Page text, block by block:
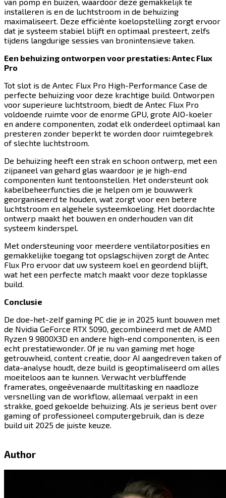
installeren is en de luchtstroom in de behuizing
maximaliseert. Deze efficiënte koelopstelling zorgt ervoor
dat je systeem stabiel blijft en optimaal presteert, zelfs
tijdens langdurige sessies van bronintensieve taken.​​​​‌ ‍ ​‍​‍‌‍ ‌ ​‍‌‍‍‌‌‍‌ ‌‍‍‌‌‍ ‍​‍​‍​ ‍‍​‍​‍‌ ​ ‌‍​‌‌‍ ‍‌‍‍‌‌ ‌​‌ ‍‌​‍ ‍‌‍‍‌‌‍ ​‍​‍​‍ ​​‍​‍‌‍‍​‌ ​‍‌‍‌‌‌‍‌‍​‍​‍​ ‍‍​‍​‍​‍ ‌‍​‌‌‍‌​‌‍ ‌‌‍‍‌‌‍ ‍​‍ ‌‍‍‌‌‍ ‍‌ ‌​‌‍‌‌‌‍ ‍‌ ‌​​‍ ‌‍‌‌‌‍‌​‌‍‍‌‌ ‌​​‍ ‌‍ ‌‌‍ ‌‍‌​‌‍‌‌​ ‌‌ ​​‌ ​‍‌‍‌‌‌ ​ ‌‍‌‌‌‍ ‍‌ ‌​‌‍​‌‌ ‌​‌‍‍‌‌‍ ‌‍ ‍​ ‍ ‌‍‍‌‌‍‌​​ ‌​ ‍​​ ‌​​ ‍​‌‍​ ​ ​ ​ ‌‌‌‍​‌‌‍‌‌​‍ ‌​ ‍​​ ​ ​ ‍‌‌‍​‌​‍ ‌​ ‌​​ ‍‌‌‍​‌​ ‌‌​‍ ‌​ ‍‌‌‍‌‍​ ​ ‌‍‌‍​‍ ‌​ ‍​‌‍​‍​ ‌​‌‍​‌‌‍‌‍​ ​​​ ‌ ​ ‍‌​ ‌‌​ ​​​ ‍‌​ ‌ ​ ‍ ‌ ‌​‌ ‍‌‌ ​​‌‍‌‌​ ‌‌‍​‍‌ ‌‌‌‍‍‌‌‍ ​‌‍‌​​ ‍ ‌ ​​‌‍​‌‌ ‌​‌‍‍​​ ‌‌‍‍‌​ ​‌​ ‍​‌‍ ‍‌‌ ‌‍ ​‌‍ ‌‍ ‍‌‍‌ ‌‌ ‌‍‌​‌‍‌‌‌ ​ ‌‍​ ​‍‌‌​ ‌‌‌​​‍‌‌ ‌‍‍ ‌‍‌‌‌ ‍‌​‍‌‌​ ​ ‌​‌​​‍‌‌​ ​ ‌​‌​​‍‌‌​ ​‍​ ​‍‌‍ ‍‌‍ ​​‍‌‌​ ​‍​ ​‍​‍‌‌​ ‌‌‌​‌​​‍ ‍‌ ‌‍‌‍​‌‌‍ ​‌ ‌‌‌‍‌‌​‍‌‌​ ‌‌‌​​‍‌‌ ‌‍‍ ‌‍‌‌‌ ‍‌​‍‌‌​ ​ ‌​‌​​‍‌‌​ ​ ‌​‌​​‍‌‌​ ​‍​ ​‍​ ​‌‌‍‌‍​ ​ ‌‍‌‍‌‍‌‍‌‍‌​​ ‌ ‌‍‌‍‌‍​‍‌‍‌​‌‍‌‍​ ‌‌​‍‌‌​ ​‍​ ​‍​‍‌‌​ ‌‌‌​‌​​‍ ‍‌‍​ ‌‍‍​‌‍‍‌‌‍ ​‌‍‌​‌ ​‍‌‍‌‌‌‍ ‍​‍‌‌​ ‌‌‌​​‍‌‌ ‌‍‍ ‌‍‌‌‌ ‍‌​‍‌‌​ ​ ‌​‌​​‍‌‌​ ​ ‌​‌​​‍‌‌​ ​‍​ ​‍​ ‌‍‌‍‌‌‌‍​ ‌‍‌​​ ‌ ‌‍​‌​ ‍‌‌‍‌‌‌‍‌‌‌‍​‌​ ‍​‌‍​‌​‍‌‌​ ​‍​ ​‍​‍‌‌​ ‌‌‌​‌​​‍ ‍‌ ‌​‌‍‌‌‌ ‍​‌ ‌​​ ‌‍​‍‌‍​‌‌ ​ ‌‍‌‌‌‌‌‌‌ ​‍‌‍ ​​ ‌​‍‌‌​ ​‍‌​‌‍‌‍​‌‌‍‌​‌‍ ‌‌‍‍‌‌‍ ‍​‍‌‍‌‍‍‌‌‍‌​​ ‌​ ‍​​ ‌​​ ‍​‌‍​ ​ ​ ​ ‌‌‌‍​‌‌‍‌‌​‍ ‌​ ‍​​ ​ ​ ‍‌‌‍​‌​‍ ‌​ ‌​​ ‍‌‌‍​‌​ ‌‌​‍ ‌​ ‍‌‌‍‌‍​ ​ ‌‍‌‍​‍ ‌​ ‍​‌‍​‍​ ‌​‌‍​‌‌‍‌‍​ ​​​ ‌ ​ ‍‌​ ‌‌​ ​​​ ‍‌​ ‌ ​‍‌‍‌ ‌​‌ ‍‌‌ ​​‌‍‌‌​ ‌‌‍​‍‌ ‌‌‌‍‍‌‌‍ ​‌‍‌​​‍‌‍‌ ​​‌‍​‌‌ ‌​‌‍‍​​ ‌‌‍‍‌​ ​‌​ ‍​‌‍ ‍‌‌ ‌‍ ​‌‍ ‌‍ ‍‌‍‌ ‌‌ ‌‍‌​‌‍‌‌‌ ​ ‌‍​ ​‍‌‌​ ‌‌‌​​‍‌‌ ‌‍‍ ‌‍‌‌‌ ‍‌​‍‌‌​ ​ ‌​‌​​‍‌‌​ ​ ‌​‌​​‍‌‌​ ​‍​ ​‍‌‍ ‍‌‍ ​​‍‌‌​ ​‍​ ​‍​‍‌‌​ ‌‌‌​‌​​‍ ‍‌ ‌‍‌‍​‌‌‍ ​‌ ‌‌‌‍‌‌​‍‌‌​ ‌‌‌​​‍‌‌ ‌‍‍ ‌‍‌‌‌ ‍‌​‍‌‌​ ​ ‌​‌​​‍‌‌​ ​ ‌​‌​​‍‌‌​ ​‍​ ​‍​ ​‌‌‍‌‍​ ​ ‌‍‌‍‌‍‌‍‌‍‌​​ ‌ ‌‍‌‍‌‍​‍‌‍‌​‌‍‌‍​ ‌‌​‍‌‌​ ​‍​ ​‍​‍‌‌​ ‌‌‌​‌​​‍ ‍‌‍​ ‌‍‍​‌‍‍‌‌‍ ​‌‍‌​‌ ​‍‌‍‌‌‌‍ ‍​‍‌‌​ ‌‌‌​​‍‌‌ ‌‍‍ ‌‍‌‌‌ ‍‌​‍‌‌​ ​ ‌​‌​​‍‌‌​ ​ ‌​‌​​‍‌‌​ ​‍​ ​‍​ ‌‍‌‍‌‌‌‍​ ‌‍‌​​ ‌ ‌‍​‌​ ‍‌‌‍‌‌‌‍‌‌‌‍​‌​ ‍​‌‍​‌​‍‌‌​ ​‍​ ​‍​‍‌‌​ ‌‌‌​‌​​‍ ‍‌ ‌​‌‍‌‌‌ ‍​‌ ‌​​‍‌‍‌ ​​‌‍‌‌‌ ​‍‌ ​ ‌ ​​‌‍‌‌‌‍​ ‌ ‌​‌‍‍‌‌ ‌‍‌‍‌‌​ ‌‌ ​​‌ ‌‌‌‍​‍‌‍ ​‌‍‍‌‌ ​ ‌‍‍​‌‍‌‌‌‍‌​​‍​‍‌ ‌
Een behuizing ontworpen voor prestaties: Antec Flux
Pro​​​​‌ ‍ ​‍​‍‌‍ ‌ ​‍‌‍‍‌‌‍‌ ‌‍‍‌‌‍ ‍​‍​‍​ ‍‍​‍​‍‌ ​ ‌‍​‌‌‍ ‍‌‍‍‌‌ ‌​‌ ‍‌​‍ ‍‌‍‍‌‌‍ ​‍​‍​‍ ​​‍​‍‌‍‍​‌ ​‍‌‍‌‌‌‍‌‍​‍​‍​ ‍‍​‍​‍​‍ ‌‍​‌‌‍‌​‌‍ ‌‌‍‍‌‌‍ ‍​‍ ‌‍‍‌‌‍ ‍‌ ‌​‌‍‌‌‌‍ ‍‌ ‌​​‍ ‌‍‌‌‌‍‌​‌‍‍‌‌ ‌​​‍ ‌‍ ‌‌‍ ‌‍‌​‌‍‌‌​ ‌‌ ​​‌ ​‍‌‍‌‌‌ ​ ‌‍‌‌‌‍ ‍‌ ‌​‌‍​‌‌ ‌​‌‍‍‌‌‍ ‌‍ ‍​ ‍ ‌‍‍‌‌‍‌​​ ‌​ ‍​​ ‌​​ ‍​‌‍​ ​ ​ ​ ‌‌‌‍​‌‌‍‌‌​‍ ‌​ ‍​​ ​ ​ ‍‌‌‍​‌​‍ ‌​ ‌​​ ‍‌‌‍​‌​ ‌‌​‍ ‌​ ‍‌‌‍‌‍​ ​ ‌‍‌‍​‍ ‌​ ‍​‌‍​‍​ ‌​‌‍​‌‌‍‌‍​ ​​​ ‌ ​ ‍‌​ ‌‌​ ​​​ ‍‌​ ‌ ​ ‍ ‌ ‌​‌ ‍‌‌ ​​‌‍‌‌​ ‌‌‍​‍‌ ‌‌‌‍‍‌‌‍ ​‌‍‌​​ ‍ ‌ ​​‌‍​‌‌ ‌​‌‍‍​​ ‌‌‍‍‌​ ​‌​ ‍​‌‍ ‍‌‌ ‌‍ ​‌‍ ‌‍ ‍‌‍‌ ‌‌ ‌‍‌​‌‍‌‌‌ ​ ‌‍​ ​‍‌‌​ ‌‌‌​​‍‌‌ ‌‍‍ ‌‍‌‌‌ ‍‌​‍‌‌​ ​ ‌​‌​​‍‌‌​ ​ ‌​‌​​‍‌‌​ ​‍​ ​‍‌‍ ‍‌‍ ​​‍‌‌​ ​‍​ ​‍​‍‌‌​ ‌‌‌​‌​​‍ ‍‌ ‌‍‌‍​‌‌‍ ​‌ ‌‌‌‍‌‌​‍‌‌​ ‌‌‌​​‍‌‌ ‌‍‍ ‌‍‌‌‌ ‍‌​‍‌‌​ ​ ‌​‌​​‍‌‌​ ​ ‌​‌​​‍‌‌​ ​‍​ ​‍‌‍‌‍​ ‍​​ ‌ ‌‍‌‌​ ​ ​ ‌ ‌‍‌‌​ ‌‌‌‍‌‌​ ​‍‌‍​ ‌‍​‌​‍‌‌​ ​‍​ ​‍​‍‌‌​ ‌‌‌​‌​​‍ ‍‌‍​ ‌‍‍​‌‍‍‌‌‍ ​‌‍‌​‌ ​‍‌‍‌‌‌‍ ‍​‍‌‌​ ‌‌‌​​‍‌‌ ‌‍‍ ‌‍‌‌‌ ‍‌​‍‌‌​ ​ ‌​‌​​‍‌‌​ ​ ‌​‌​​‍‌‌​ ​‍​ ​‍​ ​‌​ ​‌​ ‌‍‌‍​‌‌‍‌‍‌‍​‌‌‍‌​‌‍‌‍​ ​‍‌‍​‌​ ‌‍‌‍‌​​‍‌‌​ ​‍​ ​‍​‍‌‌​ ‌‌‌​‌​​‍ ‍‌ ‌​‌‍‌‌‌ ‍​‌ ‌​​ ‌‍​‍‌‍​‌‌ ​ ‌‍‌‌‌‌‌‌‌ ​‍‌‍ ​​ ‌​‍‌‌​ ​‍‌​‌‍‌‍​‌‌‍‌​‌‍ ‌‌‍‍‌‌‍ ‍​‍‌‍‌‍‍‌‌‍‌​​ ‌​ ‍​​ ‌​​ ‍​‌‍​ ​ ​ ​ ‌‌‌‍​‌‌‍‌‌​‍ ‌​ ‍​​ ​ ​ ‍‌‌‍​‌​‍ ‌​ ‌​​ ‍‌‌‍​‌​ ‌‌​‍ ‌​ ‍‌‌‍‌‍​ ​ ‌‍‌‍​‍ ‌​ ‍​‌‍​‍​ ‌​‌‍​‌‌‍‌‍​ ​​​ ‌ ​ ‍‌​ ‌‌​ ​​​ ‍‌​ ‌ ​‍‌‍‌ ‌​‌ ‍‌‌ ​​‌‍‌‌​ ‌‌‍​‍‌ ‌‌‌‍‍‌‌‍ ​‌‍‌​​‍‌‍‌ ​​‌‍​‌‌ ‌​‌‍‍​​ ‌‌‍‍‌​ ​‌​ ‍​‌‍ ‍‌‌ ‌‍ ​‌‍ ‌‍ ‍‌‍‌ ‌‌ ‌‍‌​‌‍‌‌‌ ​ ‌‍​ ​‍‌‌​ ‌‌‌​​‍‌‌ ‌‍‍ ‌‍‌‌‌ ‍‌​‍‌‌​ ​ ‌​‌​​‍‌‌​ ​ ‌​‌​​‍‌‌​ ​‍​ ​‍‌‍ ‍‌‍ ​​‍‌‌​ ​‍​ ​‍​‍‌‌​ ‌‌‌​‌​​‍ ‍‌ ‌‍‌‍​‌‌‍ ​‌ ‌‌‌‍‌‌​‍‌‌​ ‌‌‌​​‍‌‌ ‌‍‍ ‌‍‌‌‌ ‍‌​‍‌‌​ ​ ‌​‌​​‍‌‌​ ​ ‌​‌​​‍‌‌​ ​‍​ ​‍‌‍‌‍​ ‍​​ ‌ ‌‍‌‌​ ​ ​ ‌ ‌‍‌‌​ ‌‌‌‍‌‌​ ​‍‌‍​ ‌‍​‌​‍‌‌​ ​‍​ ​‍​‍‌‌​ ‌‌‌​‌​​‍ ‍‌‍​ ‌‍‍​‌‍‍‌‌‍ ​‌‍‌​‌ ​‍‌‍‌‌‌‍ ‍​‍‌‌​ ‌‌‌​​‍‌‌ ‌‍‍ ‌‍‌‌‌ ‍‌​‍‌‌​ ​ ‌​‌​​‍‌‌​ ​ ‌​‌​​‍‌‌​ ​‍​ ​‍​ ​‌​ ​‌​ ‌‍‌‍​‌‌‍‌‍‌‍​‌‌‍‌​‌‍‌‍​ ​‍‌‍​‌​ ‌‍‌‍‌​​‍‌‌​ ​‍​ ​‍​‍‌‌​ ‌‌‌​‌​​‍ ‍‌ ‌​‌‍‌‌‌ ‍​‌ ‌​​‍‌‍‌ ​​‌‍‌‌‌ ​‍‌ ​ ‌ ​​‌‍‌‌‌‍​ ‌ ‌​‌‍‍‌‌ ‌‍‌‍‌‌​ ‌‌ ​​‌ ‌‌‌‍​‍‌‍ ​‌‍‍‌‌ ​ ‌‍‍​‌‍‌‌‌‍‌​​‍​‍‌ ‌
Tot slot is de Antec Flux Pro High-Performance Case de
perfecte behuizing voor deze krachtige build. Ontworpen
voor superieure luchtstroom, biedt de Antec Flux Pro
voldoende ruimte voor de enorme GPU, grote AIO-koeler
en andere componenten, zodat elk onderdeel optimaal kan
presteren zonder beperkt te worden door ruimtegebrek
of slechte luchtstroom.​​​​‌ ‍ ​‍​‍‌‍ ‌ ​‍‌‍‍‌‌‍‌ ‌‍‍‌‌‍ ‍​‍​‍​ ‍‍​‍​‍‌ ​ ‌‍​‌‌‍ ‍‌‍‍‌‌ ‌​‌ ‍‌​‍ ‍‌‍‍‌‌‍ ​‍​‍​‍ ​​‍​‍‌‍‍​‌ ​‍‌‍‌‌‌‍‌‍​‍​‍​ ‍‍​‍​‍​‍ ‌‍​‌‌‍‌​‌‍ ‌‌‍‍‌‌‍ ‍​‍ ‌‍‍‌‌‍ ‍‌ ‌​‌‍‌‌‌‍ ‍‌ ‌​​‍ ‌‍‌‌‌‍‌​‌‍‍‌‌ ‌​​‍ ‌‍ ‌‌‍ ‌‍‌​‌‍‌‌​ ‌‌ ​​‌ ​‍‌‍‌‌‌ ​ ‌‍‌‌‌‍ ‍‌ ‌​‌‍​‌‌ ‌​‌‍‍‌‌‍ ‌‍ ‍​ ‍ ‌‍‍‌‌‍‌​​ ‌​ ‍​​ ‌​​ ‍​‌‍​ ​ ​ ​ ‌‌‌‍​‌‌‍‌‌​‍ ‌​ ‍​​ ​ ​ ‍‌‌‍​‌​‍ ‌​ ‌​​ ‍‌‌‍​‌​ ‌‌​‍ ‌​ ‍‌‌‍‌‍​ ​ ‌‍‌‍​‍ ‌​ ‍​‌‍​‍​ ‌​‌‍​‌‌‍‌‍​ ​​​ ‌ ​ ‍‌​ ‌‌​ ​​​ ‍‌​ ‌ ​ ‍ ‌ ‌​‌ ‍‌‌ ​​‌‍‌‌​ ‌‌‍​‍‌ ‌‌‌‍‍‌‌‍ ​‌‍‌​​ ‍ ‌ ​​‌‍​‌‌ ‌​‌‍‍​​ ‌‌‍‍‌​ ​‌​ ‍​‌‍ ‍‌‌ ‌‍ ​‌‍ ‌‍ ‍‌‍‌ ‌‌ ‌‍‌​‌‍‌‌‌ ​ ‌‍​ ​‍‌‌​ ‌‌‌​​‍‌‌ ‌‍‍ ‌‍‌‌‌ ‍‌​‍‌‌​ ​ ‌​‌​​‍‌‌​ ​ ‌​‌​​‍‌‌​ ​‍​ ​‍‌‍ ‍‌‍ ​​‍‌‌​ ​‍​ ​‍​‍‌‌​ ‌‌‌​‌​​‍ ‍‌ ‌‍‌‍​‌‌‍ ​‌ ‌‌‌‍‌‌​‍‌‌​ ‌‌‌​​‍‌‌ ‌‍‍ ‌‍‌‌‌ ‍‌​‍‌‌​ ​ ‌​‌​​‍‌‌​ ​ ‌​‌​​‍‌‌​ ​‍​ ​‍‌‍‌‍‌‍‌‌​ ​ ​ ​‌​ ​‌‌‍​‌‌‍‌‌‌‍‌‌​ ‌ ​ ​‌​ ‍‌​ ​‌​‍‌‌​ ​‍​ ​‍​‍‌‌​ ‌‌‌​‌​​‍ ‍‌‍​ ‌‍‍​‌‍‍‌‌‍ ​‌‍‌​‌ ​‍‌‍‌‌‌‍ ‍​‍‌‌​ ‌‌‌​​‍‌‌ ‌‍‍ ‌‍‌‌‌ ‍‌​‍‌‌​ ​ ‌​‌​​‍‌‌​ ​ ‌​‌​​‍‌‌​ ​‍​ ​‍‌‍‌​‌‍​‍‌‍​ ‌‍​‍​ ‌​​ ‌ ​ ‍‌​ ‍​‌‍​‌​ ​‍​ ​​‌‍​ ​‍‌‌​ ​‍​ ​‍​‍‌‌​ ‌‌‌​‌​​‍ ‍‌ ‌​‌‍‌‌‌ ‍​‌ ‌​​ ‌‍​‍‌‍​‌‌ ​ ‌‍‌‌‌‌‌‌‌ ​‍‌‍ ​​ ‌​‍‌‌​ ​‍‌​‌‍‌‍​‌‌‍‌​‌‍ ‌‌‍‍‌‌‍ ‍​‍‌‍‌‍‍‌‌‍‌​​ ‌​ ‍​​ ‌​​ ‍​‌‍​ ​ ​ ​ ‌‌‌‍​‌‌‍‌‌​‍ ‌​ ‍​​ ​ ​ ‍‌‌‍​‌​‍ ‌​ ‌​​ ‍‌‌‍​‌​ ‌‌​‍ ‌​ ‍‌‌‍‌‍​ ​ ‌‍‌‍​‍ ‌​ ‍​‌‍​‍​ ‌​‌‍​‌‌‍‌‍​ ​​​ ‌ ​ ‍‌​ ‌‌​ ​​​ ‍‌​ ‌ ​‍‌‍‌ ‌​‌ ‍‌‌ ​​‌‍‌‌​ ‌‌‍​‍‌ ‌‌‌‍‍‌‌‍ ​‌‍‌​​‍‌‍‌ ​​‌‍​‌‌ ‌​‌‍‍​​ ‌‌‍‍‌​ ​‌​ ‍​‌‍ ‍‌‌ ‌‍ ​‌‍ ‌‍ ‍‌‍‌ ‌‌ ‌‍‌​‌‍‌‌‌ ​ ‌‍​ ​‍‌‌​ ‌‌‌​​‍‌‌ ‌‍‍ ‌‍‌‌‌ ‍‌​‍‌‌​ ​ ‌​‌​​‍‌‌​ ​ ‌​‌​​‍‌‌​ ​‍​ ​‍‌‍ ‍‌‍ ​​‍‌‌​ ​‍​ ​‍​‍‌‌​ ‌‌‌​‌​​‍ ‍‌ ‌‍‌‍​‌‌‍ ​‌ ‌‌‌‍‌‌​‍‌‌​ ‌‌‌​​‍‌‌ ‌‍‍ ‌‍‌‌‌ ‍‌​‍‌‌​ ​ ‌​‌​​‍‌‌​ ​ ‌​‌​​‍‌‌​ ​‍​ ​‍‌‍‌‍‌‍‌‌​ ​ ​ ​‌​ ​‌‌‍​‌‌‍‌‌‌‍‌‌​ ‌ ​ ​‌​ ‍‌​ ​‌​‍‌‌​ ​‍​ ​‍​‍‌‌​ ‌‌‌​‌​​‍ ‍‌‍​ ‌‍‍​‌‍‍‌‌‍ ​‌‍‌​‌ ​‍‌‍‌‌‌‍ ‍​‍‌‌​ ‌‌‌​​‍‌‌ ‌‍‍ ‌‍‌‌‌ ‍‌​‍‌‌​ ​ ‌​‌​​‍‌‌​ ​ ‌​‌​​‍‌‌​ ​‍​ ​‍‌‍‌​‌‍​‍‌‍​ ‌‍​‍​ ‌​​ ‌ ​ ‍‌​ ‍​‌‍​‌​ ​‍​ ​​‌‍​ ​‍‌‌​ ​‍​ ​‍​‍‌‌​ ‌‌‌​‌​​‍ ‍‌ ‌​‌‍‌‌‌ ‍​‌ ‌​​‍‌‍‌ ​​‌‍‌‌‌ ​‍‌ ​ ‌ ​​‌‍‌‌‌‍​ ‌ ‌​‌‍‍‌‌ ‌‍‌‍‌‌​ ‌‌ ​​‌ ‌‌‌‍​‍‌‍ ​‌‍‍‌‌ ​ ‌‍‍​‌‍‌‌‌‍‌​​‍​‍‌ ‌
De behuizing heeft een strak en schoon ontwerp, met een
zijpaneel van gehard glas waardoor je je high-end
componenten kunt tentoonstellen. Het ondersteunt ook
kabelbeheerfuncties die je helpen om je bouwwerk
georganiseerd te houden, wat zorgt voor een betere
luchtstroom en algehele systeemkoeling. Het doordachte
ontwerp maakt het bouwen en onderhouden van dit
systeem kinderspel.​​​​‌ ‍ ​‍​‍‌‍ ‌ ​‍‌‍‍‌‌‍‌ ‌‍‍‌‌‍ ‍​‍​‍​ ‍‍​‍​‍‌ ​ ‌‍​‌‌‍ ‍‌‍‍‌‌ ‌​‌ ‍‌​‍ ‍‌‍‍‌‌‍ ​‍​‍​‍ ​​‍​‍‌‍‍​‌ ​‍‌‍‌‌‌‍‌‍​‍​‍​ ‍‍​‍​‍​‍ ‌‍​‌‌‍‌​‌‍ ‌‌‍‍‌‌‍ ‍​‍ ‌‍‍‌‌‍ ‍‌ ‌​‌‍‌‌‌‍ ‍‌ ‌​​‍ ‌‍‌‌‌‍‌​‌‍‍‌‌ ‌​​‍ ‌‍ ‌‌‍ ‌‍‌​‌‍‌‌​ ‌‌ ​​‌ ​‍‌‍‌‌‌ ​ ‌‍‌‌‌‍ ‍‌ ‌​‌‍​‌‌ ‌​‌‍‍‌‌‍ ‌‍ ‍​ ‍ ‌‍‍‌‌‍‌​​ ‌​ ‍​​ ‌​​ ‍​‌‍​ ​ ​ ​ ‌‌‌‍​‌‌‍‌‌​‍ ‌​ ‍​​ ​ ​ ‍‌‌‍​‌​‍ ‌​ ‌​​ ‍‌‌‍​‌​ ‌‌​‍ ‌​ ‍‌‌‍‌‍​ ​ ‌‍‌‍​‍ ‌​ ‍​‌‍​‍​ ‌​‌‍​‌‌‍‌‍​ ​​​ ‌ ​ ‍‌​ ‌‌​ ​​​ ‍‌​ ‌ ​ ‍ ‌ ‌​‌ ‍‌‌ ​​‌‍‌‌​ ‌‌‍​‍‌ ‌‌‌‍‍‌‌‍ ​‌‍‌​​ ‍ ‌ ​​‌‍​‌‌ ‌​‌‍‍​​ ‌‌‍‍‌​ ​‌​ ‍​‌‍ ‍‌‌ ‌‍ ​‌‍ ‌‍ ‍‌‍‌ ‌‌ ‌‍‌​‌‍‌‌‌ ​ ‌‍​ ​‍‌‌​ ‌‌‌​​‍‌‌ ‌‍‍ ‌‍‌‌‌ ‍‌​‍‌‌​ ​ ‌​‌​​‍‌‌​ ​ ‌​‌​​‍‌‌​ ​‍​ ​‍‌‍ ‍‌‍ ​​‍‌‌​ ​‍​ ​‍​‍‌‌​ ‌‌‌​‌​​‍ ‍‌ ‌‍‌‍​‌‌‍ ​‌ ‌‌‌‍‌‌​‍‌‌​ ‌‌‌​​‍‌‌ ‌‍‍ ‌‍‌‌‌ ‍‌​‍‌‌​ ​ ‌​‌​​‍‌‌​ ​ ‌​‌​​‍‌‌​ ​‍​ ​‍‌‍​ ​ ​ ​ ‌‌​ ‌‍‌‍​‍​ ‌​​ ​​​ ​​​ ​​‌‍​‍​ ​‌​ ‌​​‍‌‌​ ​‍​ ​‍​‍‌‌​ ‌‌‌​‌​​‍ ‍‌‍​ ‌‍‍​‌‍‍‌‌‍ ​‌‍‌​‌ ​‍‌‍‌‌‌‍ ‍​‍‌‌​ ‌‌‌​​‍‌‌ ‌‍‍ ‌‍‌‌‌ ‍‌​‍‌‌​ ​ ‌​‌​​‍‌‌​ ​ ‌​‌​​‍‌‌​ ​‍​ ​‍​ ‌‍‌‍‌‍‌‍​ ​ ‍​‌‍‌​‌‍​‍‌‍​‌​ ‌‌‌‍​ ​ ‌‌​ ‍‌​ ​ ​‍‌‌​ ​‍​ ​‍​‍‌‌​ ‌‌‌​‌​​‍ ‍‌ ‌​‌‍‌‌‌ ‍​‌ ‌​​ ‌‍​‍‌‍​‌‌ ​ ‌‍‌‌‌‌‌‌‌ ​‍‌‍ ​​ ‌​‍‌‌​ ​‍‌​‌‍‌‍​‌‌‍‌​‌‍ ‌‌‍‍‌‌‍ ‍​‍‌‍‌‍‍‌‌‍‌​​ ‌​ ‍​​ ‌​​ ‍​‌‍​ ​ ​ ​ ‌‌‌‍​‌‌‍‌‌​‍ ‌​ ‍​​ ​ ​ ‍‌‌‍​‌​‍ ‌​ ‌​​ ‍‌‌‍​‌​ ‌‌​‍ ‌​ ‍‌‌‍‌‍​ ​ ‌‍‌‍​‍ ‌​ ‍​‌‍​‍​ ‌​‌‍​‌‌‍‌‍​ ​​​ ‌ ​ ‍‌​ ‌‌​ ​​​ ‍‌​ ‌ ​‍‌‍‌ ‌​‌ ‍‌‌ ​​‌‍‌‌​ ‌‌‍​‍‌ ‌‌‌‍‍‌‌‍ ​‌‍‌​​‍‌‍‌ ​​‌‍​‌‌ ‌​‌‍‍​​ ‌‌‍‍‌​ ​‌​ ‍​‌‍ ‍‌‌ ‌‍ ​‌‍ ‌‍ ‍‌‍‌ ‌‌ ‌‍‌​‌‍‌‌‌ ​ ‌‍​ ​‍‌‌​ ‌‌‌​​‍‌‌ ‌‍‍ ‌‍‌‌‌ ‍‌​‍‌‌​ ​ ‌​‌​​‍‌‌​ ​ ‌​‌​​‍‌‌​ ​‍​ ​‍‌‍ ‍‌‍ ​​‍‌‌​ ​‍​ ​‍​‍‌‌​ ‌‌‌​‌​​‍ ‍‌ ‌‍‌‍​‌‌‍ ​‌ ‌‌‌‍‌‌​‍‌‌​ ‌‌‌​​‍‌‌ ‌‍‍ ‌‍‌‌‌ ‍‌​‍‌‌​ ​ ‌​‌​​‍‌‌​ ​ ‌​‌​​‍‌‌​ ​‍​ ​‍‌‍​ ​ ​ ​ ‌‌​ ‌‍‌‍​‍​ ‌​​ ​​​ ​​​ ​​‌‍​‍​ ​‌​ ‌​​‍‌‌​ ​‍​ ​‍​‍‌‌​ ‌‌‌​‌​​‍ ‍‌‍​ ‌‍‍​‌‍‍‌‌‍ ​‌‍‌​‌ ​‍‌‍‌‌‌‍ ‍​‍‌‌​ ‌‌‌​​‍‌‌ ‌‍‍ ‌‍‌‌‌ ‍‌​‍‌‌​ ​ ‌​‌​​‍‌‌​ ​ ‌​‌​​‍‌‌​ ​‍​ ​‍​ ‌‍‌‍‌‍‌‍​ ​ ‍​‌‍‌​‌‍​‍‌‍​‌​ ‌‌‌‍​ ​ ‌‌​ ‍‌​ ​ ​‍‌‌​ ​‍​ ​‍​‍‌‌​ ‌‌‌​‌​​‍ ‍‌ ‌​‌‍‌‌‌ ‍​‌ ‌​​‍‌‍‌ ​​‌‍‌‌‌ ​‍‌ ​ ‌ ​​‌‍‌‌‌‍​ ‌ ‌​‌‍‍‌‌ ‌‍‌‍‌‌​ ‌‌ ​​‌ ‌‌‌‍​‍‌‍ ​‌‍‍‌‌ ​ ‌‍‍​‌‍‌‌‌‍‌​​‍​‍‌ ‌
Met ondersteuning voor meerdere ventilatorposities en
gemakkelijke toegang tot opslagschijven zorgt de Antec
Flux Pro ervoor dat uw systeem koel en geordend blijft,
wat het een perfecte match maakt voor deze topklasse
build.​​​​‌ ‍ ​‍​‍‌‍ ‌ ​‍‌‍‍‌‌‍‌ ‌‍‍‌‌‍ ‍​‍​‍​ ‍‍​‍​‍‌ ​ ‌‍​‌‌‍ ‍‌‍‍‌‌ ‌​‌ ‍‌​‍ ‍‌‍‍‌‌‍ ​‍​‍​‍ ​​‍​‍‌‍‍​‌ ​‍‌‍‌‌‌‍‌‍​‍​‍​ ‍‍​‍​‍​‍ ‌‍​‌‌‍‌​‌‍ ‌‌‍‍‌‌‍ ‍​‍ ‌‍‍‌‌‍ ‍‌ ‌​‌‍‌‌‌‍ ‍‌ ‌​​‍ ‌‍‌‌‌‍‌​‌‍‍‌‌ ‌​​‍ ‌‍ ‌‌‍ ‌‍‌​‌‍‌‌​ ‌‌ ​​‌ ​‍‌‍‌‌‌ ​ ‌‍‌‌‌‍ ‍‌ ‌​‌‍​‌‌ ‌​‌‍‍‌‌‍ ‌‍ ‍​ ‍ ‌‍‍‌‌‍‌​​ ‌​ ‍​​ ‌​​ ‍​‌‍​ ​ ​ ​ ‌‌‌‍​‌‌‍‌‌​‍ ‌​ ‍​​ ​ ​ ‍‌‌‍​‌​‍ ‌​ ‌​​ ‍‌‌‍​‌​ ‌‌​‍ ‌​ ‍‌‌‍‌‍​ ​ ‌‍‌‍​‍ ‌​ ‍​‌‍​‍​ ‌​‌‍​‌‌‍‌‍​ ​​​ ‌ ​ ‍‌​ ‌‌​ ​​​ ‍‌​ ‌ ​ ‍ ‌ ‌​‌ ‍‌‌ ​​‌‍‌‌​ ‌‌‍​‍‌ ‌‌‌‍‍‌‌‍ ​‌‍‌​​ ‍ ‌ ​​‌‍​‌‌ ‌​‌‍‍​​ ‌‌‍‍‌​ ​‌​ ‍​‌‍ ‍‌‌ ‌‍ ​‌‍ ‌‍ ‍‌‍‌ ‌‌ ‌‍‌​‌‍‌‌‌ ​ ‌‍​ ​‍‌‌​ ‌‌‌​​‍‌‌ ‌‍‍ ‌‍‌‌‌ ‍‌​‍‌‌​ ​ ‌​‌​​‍‌‌​ ​ ‌​‌​​‍‌‌​ ​‍​ ​‍‌‍ ‍‌‍ ​​‍‌‌​ ​‍​ ​‍​‍‌‌​ ‌‌‌​‌​​‍ ‍‌ ‌‍‌‍​‌‌‍ ​‌ ‌‌‌‍‌‌​‍‌‌​ ‌‌‌​​‍‌‌ ‌‍‍ ‌‍‌‌‌ ‍‌​‍‌‌​ ​ ‌​‌​​‍‌‌​ ​ ‌​‌​​‍‌‌​ ​‍​ ​‍​ ‌ ‌‍‌​‌‍​ ​ ‌ ‌‍‌​‌‍‌‌‌‍​‌​ ​ ​ ​‍​ ​​‌‍​ ​ ​ ​‍‌‌​ ​‍​ ​‍​‍‌‌​ ‌‌‌​‌​​‍ ‍‌‍​ ‌‍‍​‌‍‍‌‌‍ ​‌‍‌​‌ ​‍‌‍‌‌‌‍ ‍​‍‌‌​ ‌‌‌​​‍‌‌ ‌‍‍ ‌‍‌‌‌ ‍‌​‍‌‌​ ​ ‌​‌​​‍‌‌​ ​ ‌​‌​​‍‌‌​ ​‍​ ​‍‌‍‌‍​ ​‌​ ​‌​ ‍‌​ ​​​ ​​​ ‌ ‌‍​‌‌‍‌‍​ ‍‌​ ​ ​ ‌‌​‍‌‌​ ​‍​ ​‍​‍‌‌​ ‌‌‌​‌​​‍ ‍‌ ‌​‌‍‌‌‌ ‍​‌ ‌​​ ‌‍​‍‌‍​‌‌ ​ ‌‍‌‌‌‌‌‌‌ ​‍‌‍ ​​ ‌​‍‌‌​ ​‍‌​‌‍‌‍​‌‌‍‌​‌‍ ‌‌‍‍‌‌‍ ‍​‍‌‍‌‍‍‌‌‍‌​​ ‌​ ‍​​ ‌​​ ‍​‌‍​ ​ ​ ​ ‌‌‌‍​‌‌‍‌‌​‍ ‌​ ‍​​ ​ ​ ‍‌‌‍​‌​‍ ‌​ ‌​​ ‍‌‌‍​‌​ ‌‌​‍ ‌​ ‍‌‌‍‌‍​ ​ ‌‍‌‍​‍ ‌​ ‍​‌‍​‍​ ‌​‌‍​‌‌‍‌‍​ ​​​ ‌ ​ ‍‌​ ‌‌​ ​​​ ‍‌​ ‌ ​‍‌‍‌ ‌​‌ ‍‌‌ ​​‌‍‌‌​ ‌‌‍​‍‌ ‌‌‌‍‍‌‌‍ ​‌‍‌​​‍‌‍‌ ​​‌‍​‌‌ ‌​‌‍‍​​ ‌‌‍‍‌​ ​‌​ ‍​‌‍ ‍‌‌ ‌‍ ​‌‍ ‌‍ ‍‌‍‌ ‌‌ ‌‍‌​‌‍‌‌‌ ​ ‌‍​ ​‍‌‌​ ‌‌‌​​‍‌‌ ‌‍‍ ‌‍‌‌‌ ‍‌​‍‌‌​ ​ ‌​‌​​‍‌‌​ ​ ‌​‌​​‍‌‌​ ​‍​ ​‍‌‍ ‍‌‍ ​​‍‌‌​ ​‍​ ​‍​‍‌‌​ ‌‌‌​‌​​‍ ‍‌ ‌‍‌‍​‌‌‍ ​‌ ‌‌‌‍‌‌​‍‌‌​ ‌‌‌​​‍‌‌ ‌‍‍ ‌‍‌‌‌ ‍‌​‍‌‌​ ​ ‌​‌​​‍‌‌​ ​ ‌​‌​​‍‌‌​ ​‍​ ​‍​ ‌ ‌‍‌​‌‍​ ​ ‌ ‌‍‌​‌‍‌‌‌‍​‌​ ​ ​ ​‍​ ​​‌‍​ ​ ​ ​‍‌‌​ ​‍​ ​‍​‍‌‌​ ‌‌‌​‌​​‍ ‍‌‍​ ‌‍‍​‌‍‍‌‌‍ ​‌‍‌​‌ ​‍‌‍‌‌‌‍ ‍​‍‌‌​ ‌‌‌​​‍‌‌ ‌‍‍ ‌‍‌‌‌ ‍‌​‍‌‌​ ​ ‌​‌​​‍‌‌​ ​ ‌​‌​​‍‌‌​ ​‍​ ​‍‌‍‌‍​ ​‌​ ​‌​ ‍‌​ ​​​ ​​​ ‌ ‌‍​‌‌‍‌‍​ ‍‌​ ​ ​ ‌‌​‍‌‌​ ​‍​ ​‍​‍‌‌​ ‌‌‌​‌​​‍ ‍‌ ‌​‌‍‌‌‌ ‍​‌ ‌​​‍‌‍‌ ​​‌‍‌‌‌ ​‍‌ ​ ‌ ​​‌‍‌‌‌‍​ ‌ ‌​‌‍‍‌‌ ‌‍‌‍‌‌​ ‌‌ ​​‌ ‌‌‌‍​‍‌‍ ​‌‍‍‌‌ ​ ‌‍‍​‌‍‌‌‌‍‌​​‍​‍‌ ‌
Conclusie​​​​‌ ‍ ​‍​‍‌‍ ‌ ​‍‌‍‍‌‌‍‌ ‌‍‍‌‌‍ ‍​‍​‍​ ‍‍​‍​‍‌ ​ ‌‍​‌‌‍ ‍‌‍‍‌‌ ‌​‌ ‍‌​‍ ‍‌‍‍‌‌‍ ​‍​‍​‍ ​​‍​‍‌‍‍​‌ ​‍‌‍‌‌‌‍‌‍​‍​‍​ ‍‍​‍​‍​‍ ‌‍​‌‌‍‌​‌‍ ‌‌‍‍‌‌‍ ‍​‍ ‌‍‍‌‌‍ ‍‌ ‌​‌‍‌‌‌‍ ‍‌ ‌​​‍ ‌‍‌‌‌‍‌​‌‍‍‌‌ ‌​​‍ ‌‍ ‌‌‍ ‌‍‌​‌‍‌‌​ ‌‌ ​​‌ ​‍‌‍‌‌‌ ​ ‌‍‌‌‌‍ ‍‌ ‌​‌‍​‌‌ ‌​‌‍‍‌‌‍ ‌‍ ‍​ ‍ ‌‍‍‌‌‍‌​​ ‌​ ‍​​ ‌​​ ‍​‌‍​ ​ ​ ​ ‌‌‌‍​‌‌‍‌‌​‍ ‌​ ‍​​ ​ ​ ‍‌‌‍​‌​‍ ‌​ ‌​​ ‍‌‌‍​‌​ ‌‌​‍ ‌​ ‍‌‌‍‌‍​ ​ ‌‍‌‍​‍ ‌​ ‍​‌‍​‍​ ‌​‌‍​‌‌‍‌‍​ ​​​ ‌ ​ ‍‌​ ‌‌​ ​​​ ‍‌​ ‌ ​ ‍ ‌ ‌​‌ ‍‌‌ ​​‌‍‌‌​ ‌‌‍​‍‌ ‌‌‌‍‍‌‌‍ ​‌‍‌​​ ‍ ‌ ​​‌‍​‌‌ ‌​‌‍‍​​ ‌‌‍‍‌​ ​‌​ ‍​‌‍ ‍‌‌ ‌‍ ​‌‍ ‌‍ ‍‌‍‌ ‌‌ ‌‍‌​‌‍‌‌‌ ​ ‌‍​ ​‍‌‌​ ‌‌‌​​‍‌‌ ‌‍‍ ‌‍‌‌‌ ‍‌​‍‌‌​ ​ ‌​‌​​‍‌‌​ ​ ‌​‌​​‍‌‌​ ​‍​ ​‍‌‍ ‍‌‍ ​​‍‌‌​ ​‍​ ​‍​‍‌‌​ ‌‌‌​‌​​‍ ‍‌ ‌‍‌‍​‌‌‍ ​‌ ‌‌‌‍‌‌​‍‌‌​ ‌‌‌​​‍‌‌ ‌‍‍ ‌‍‌‌‌ ‍‌​‍‌‌​ ​ ‌​‌​​‍‌‌​ ​ ‌​‌​​‍‌‌​ ​‍​ ​‍​ ‌‍‌‍​ ‌‍​‍‌‍‌​​ ​​‌‍​ ‌‍​‌​ ‌ ​ ‌‌‌‍‌​‌‍​‍​ ‌‍​‍‌‌​ ​‍​ ​‍​‍‌‌​ ‌‌‌​‌​​‍ ‍‌‍​ ‌‍‍​‌‍‍‌‌‍ ​‌‍‌​‌ ​‍‌‍‌‌‌‍ ‍​‍‌‌​ ‌‌‌​​‍‌‌ ‌‍‍ ‌‍‌‌‌ ‍‌​‍‌‌​ ​ ‌​‌​​‍‌‌​ ​ ‌​‌​​‍‌‌​ ​‍​ ​‍‌‍​‌​ ​​‌‍​‍‌‍‌‌‌‍​‍​ ​​​ ‌ ‌‍‌‍‌‍​ ​ ​ ​ ‌ ‌‍‌‌​‍‌‌​ ​‍​ ​‍​‍‌‌​ ‌‌‌​‌​​‍ ‍‌ ‌​‌‍‌‌‌ ‍​‌ ‌​​ ‌‍​‍‌‍​‌‌ ​ ‌‍‌‌‌‌‌‌‌ ​‍‌‍ ​​ ‌​‍‌‌​ ​‍‌​‌‍‌‍​‌‌‍‌​‌‍ ‌‌‍‍‌‌‍ ‍​‍‌‍‌‍‍‌‌‍‌​​ ‌​ ‍​​ ‌​​ ‍​‌‍​ ​ ​ ​ ‌‌‌‍​‌‌‍‌‌​‍ ‌​ ‍​​ ​ ​ ‍‌‌‍​‌​‍ ‌​ ‌​​ ‍‌‌‍​‌​ ‌‌​‍ ‌​ ‍‌‌‍‌‍​ ​ ‌‍‌‍​‍ ‌​ ‍​‌‍​‍​ ‌​‌‍​‌‌‍‌‍​ ​​​ ‌ ​ ‍‌​ ‌‌​ ​​​ ‍‌​ ‌ ​‍‌‍‌ ‌​‌ ‍‌‌ ​​‌‍‌‌​ ‌‌‍​‍‌ ‌‌‌‍‍‌‌‍ ​‌‍‌​​‍‌‍‌ ​​‌‍​‌‌ ‌​‌‍‍​​ ‌‌‍‍‌​ ​‌​ ‍​‌‍ ‍‌‌ ‌‍ ​‌‍ ‌‍ ‍‌‍‌ ‌‌ ‌‍‌​‌‍‌‌‌ ​ ‌‍​ ​‍‌‌​ ‌‌‌​​‍‌‌ ‌‍‍ ‌‍‌‌‌ ‍‌​‍‌‌​ ​ ‌​‌​​‍‌‌​ ​ ‌​‌​​‍‌‌​ ​‍​ ​‍‌‍ ‍‌‍ ​​‍‌‌​ ​‍​ ​‍​‍‌‌​ ‌‌‌​‌​​‍ ‍‌ ‌‍‌‍​‌‌‍ ​‌ ‌‌‌‍‌‌​‍‌‌​ ‌‌‌​​‍‌‌ ‌‍‍ ‌‍‌‌‌ ‍‌​‍‌‌​ ​ ‌​‌​​‍‌‌​ ​ ‌​‌​​‍‌‌​ ​‍​ ​‍​ ‌‍‌‍​ ‌‍​‍‌‍‌​​ ​​‌‍​ ‌‍​‌​ ‌ ​ ‌‌‌‍‌​‌‍​‍​ ‌‍​‍‌‌​ ​‍​ ​‍​‍‌‌​ ‌‌‌​‌​​‍ ‍‌‍​ ‌‍‍​‌‍‍‌‌‍ ​‌‍‌​‌ ​‍‌‍‌‌‌‍ ‍​‍‌‌​ ‌‌‌​​‍‌‌ ‌‍‍ ‌‍‌‌‌ ‍‌​‍‌‌​ ​ ‌​‌​​‍‌‌​ ​ ‌​‌​​‍‌‌​ ​‍​ ​‍‌‍​‌​ ​​‌‍​‍‌‍‌‌‌‍​‍​ ​​​ ‌ ‌‍‌‍‌‍​ ​ ​ ​ ‌ ‌‍‌‌​‍‌‌​ ​‍​ ​‍​‍‌‌​ ‌‌‌​‌​​‍ ‍‌ ‌​‌‍‌‌‌ ‍​‌ ‌​​‍‌‍‌ ​​‌‍‌‌‌ ​‍‌ ​ ‌ ​​‌‍‌‌‌‍​ ‌ ‌​‌‍‍‌‌ ‌‍‌‍‌‌​ ‌‌ ​​‌ ‌‌‌‍​‍‌‍ ​‌‍‍‌‌ ​ ‌‍‍​‌‍‌‌‌‍‌​​‍​‍‌ ‌
De doe-het-zelf gaming PC die je in 2025 kunt bouwen met
de Nvidia GeForce RTX 5090, gecombineerd met de AMD
Ryzen 9 9800X3D en andere high-end componenten, is een
echt prestatiewonder. Of je nu van gaming met hoge
getrouwheid, content creatie, door AI aangedreven taken of
data-analyse houdt, deze build is geoptimaliseerd om alles
moeiteloos aan te kunnen. Verwacht verbluffende
framerates, ongeëvenaarde multitasking en naadloze
versnelling van de workflow, allemaal verpakt in een
strakke, goed gekoelde behuizing. Als je serieus bent over
gaming of professioneel computergebruik, dan is deze
build uit 2025 de juiste keuze.
Author